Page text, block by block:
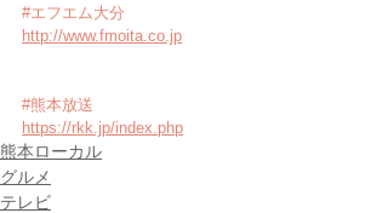
#エフエム大分
http://www.fmoita.co.jp
#熊本放送
https://rkk.jp/index.php
熊本ローカル
グルメ
テレビ